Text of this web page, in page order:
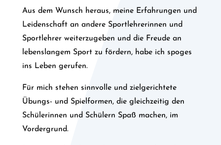
Aus dem Wunsch heraus, meine Erfahrungen und
Leidenschaft an andere Sportlehrerinnen und
Sportlehrer weiterzugeben und die Freude an
lebenslangem Sport zu fördern, habe ich spoges
ins Leben gerufen.
Für mich stehen sinnvolle und zielgerichtete
Übungs- und Spielformen, die gleichzeitig den
Schülerinnen und Schülern Spaß machen, im
Vordergrund.